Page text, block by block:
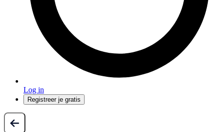
Log in
Registreer je gratis